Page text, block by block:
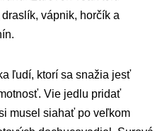
vápnik, horčík a
ľudí, ktorí sa snažia jesť
Vie jedlu pridať
musel siahať po veľkom